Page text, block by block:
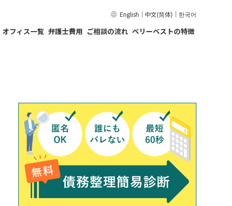
English ｜ 中文(简体) ｜ 한국어
オフィス一覧 弁護士費用 ご相談の流れ ベリーベストの特徴